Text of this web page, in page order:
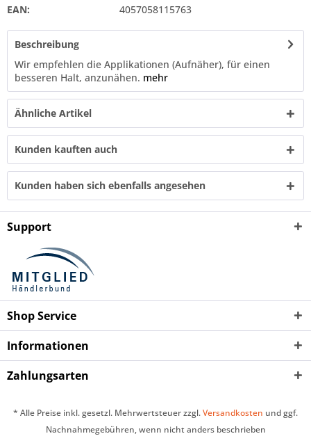
EAN:
4057058115763
Beschreibung
Wir empfehlen die Applikationen (Aufnäher), für einen
besseren Halt, anzunähen. mehr
Ähnliche Artikel
Kunden kauften auch
Kunden haben sich ebenfalls angesehen
Support
Shop Service
Informationen
Zahlungsarten
* Alle Preise inkl. gesetzl. Mehrwertsteuer zzgl.Versandkosten und ggf.
Nachnahmegebühren, wenn nicht anders beschrieben